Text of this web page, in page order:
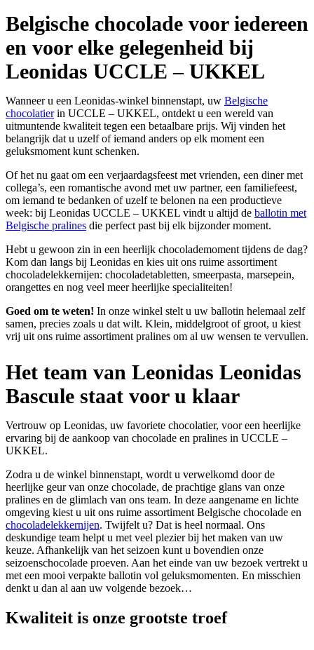
Belgische chocolade voor iedereen
en voor elke gelegenheid bij
Leonidas UCCLE – UKKEL
Wanneer u een Leonidas-winkel binnenstapt, uw Belgische
chocolatierin UCCLE – UKKEL, ontdekt u een wereld van
uitmuntende kwaliteit tegen een betaalbare prijs. Wij vinden het
belangrijk dat u uzelf of iemand anders op elk moment een
geluksmoment kunt schenken.
Of het nu gaat om een verjaardagsfeest met vrienden, een diner met
collega’s, een romantische avond met uw partner, een familiefeest,
om iemand te bedanken of uzelf te belonen na een productieve
week: bij Leonidas UCCLE – UKKEL vindt u altijd de ballotin met
Belgische pralines die perfect past bij elk bijzonder moment.
Hebt u gewoon zin in een heerlijk chocolademoment tijdens de dag?
Kom dan langs bij Leonidas en kies uit ons ruime assortiment
chocoladelekkernijen: chocoladetabletten, smeerpasta, marsepein,
orangettes en nog veel meer heerlijke specialiteiten!
Goed om te weten! In onze winkel stelt u uw ballotin helemaal zelf
samen, precies zoals u dat wilt. Klein, middelgroot of groot, u kiest
vrij uit ons ruime assortiment pralines om al uw wensen te vervullen.
Het team van Leonidas Leonidas
Bascule staat voor u klaar
Vertrouw op Leonidas, uw favoriete chocolatier, voor een heerlijke
ervaring bij de aankoop van chocolade en pralines in UCCLE –
UKKEL.
Zodra u de winkel binnenstapt, wordt u verwelkomd door de
heerlijke geur van onze chocolade, de prachtige glans van onze
pralines en de glimlach van ons team. In deze aangename en lichte
omgeving kiest u uit ons ruime assortiment Belgische chocolade en
chocoladelekkernijen. Twijfelt u? Dat is heel normaal. Ons
deskundige team helpt u met veel plezier bij het maken van uw
keuze. Afhankelijk van het seizoen kunt u bovendien onze
seizoenschocolade proeven. Aan het einde van uw bezoek vertrekt u
met een mooi verpakte ballotin vol geluksmomenten. En misschien
denkt u dan al aan uw volgende bezoek…
Kwaliteit is onze grootste troef